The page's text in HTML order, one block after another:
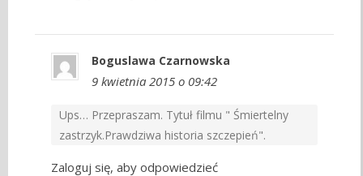
Boguslawa Czarnowska
9 kwietnia 2015 o 09:42
Ups… Przepraszam. Tytuł filmu " Śmiertelny
zastrzyk.Prawdziwa historia szczepień".
Zaloguj się, aby odpowiedzieć